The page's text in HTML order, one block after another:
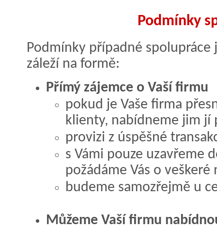
Podmínky
Podmínky případné
záleží na formě:
Přímý zájemce o Vaší firmu
pokud je Vaše firma
klienty, nabídneme jim jí
provizi z úspěšné
s Vámi pouze uzavřeme
požádáme Vás o
budeme samozřejmě u
Můžeme Vaší firmu